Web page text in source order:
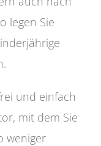
legen Sie
und einfach
mit dem Sie
weniger